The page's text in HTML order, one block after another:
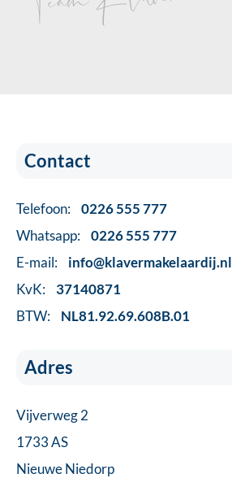
Contact
Telefoon:
0226 555 777
Whatsapp:
0226 555 777
E-mail:
info@klavermakelaardij.nl
KvK:
37140871
BTW:
NL81.92.69.608B.01
Adres
Vijverweg 2
1733 AS
Nieuwe Niedorp